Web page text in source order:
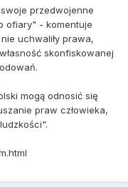
przedwojenne
ofiary" - komentuje
uchwaliły prawa,
skonfiskowanej
mogą odnosić się
praw człowieka,